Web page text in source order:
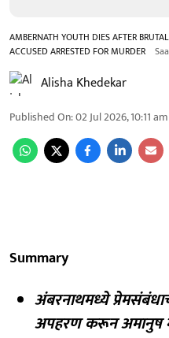
AMBERNATH YOUTH DIES AFTER
ACCUSED ARRESTED FOR MURDER
Alisha Khedekar
Published On:02 Jul 2026, 10:11 am
Summary
अंबरनाथमध्ये
अपहरण करून अमानुष